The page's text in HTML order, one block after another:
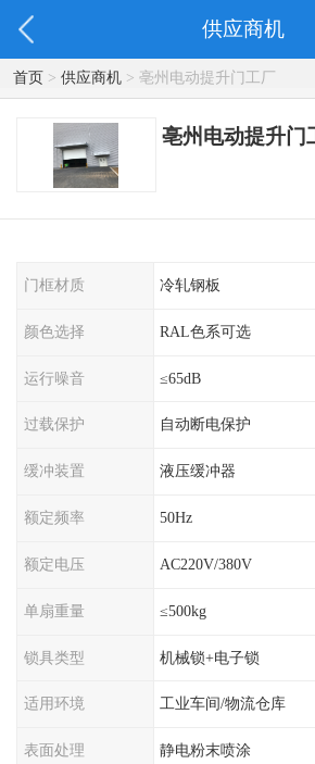
供应商机
首页> 供应商机> 亳州电动提升门工厂
亳州电动提升门
门框材质 冷轧钢板
颜色选择 RAL色系可选
运行噪音 ≤65dB
过载保护 自动断电保护
缓冲装置 液压缓冲器
额定频率 50Hz
额定电压 AC220V/380V
单扇重量 ≤500kg
锁具类型 机械锁+电子锁
适用环境 工业车间/物流仓库
表面处理 静电粉末喷涂